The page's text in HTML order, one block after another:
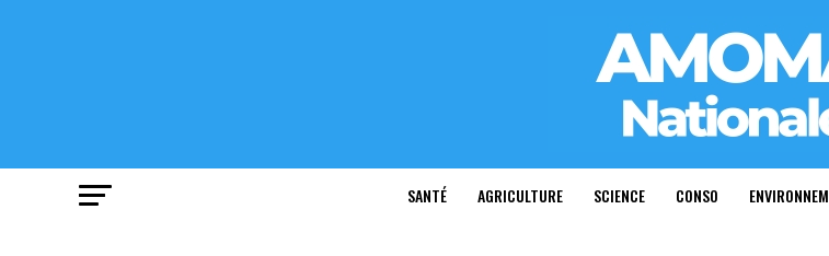
SANTÉ AGRICULTURE SCIENCE CONSO